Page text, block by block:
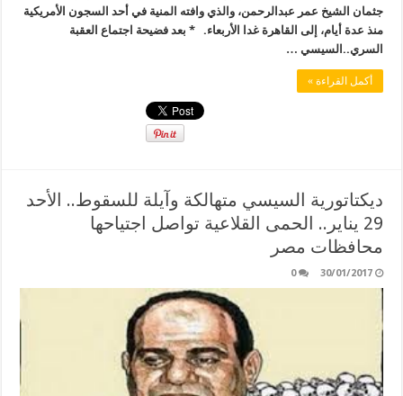
جثمان الشيخ عمر عبدالرحمن، والذي وافته المنية في أحد السجون الأمريكية
منذ عدة أيام، إلى القاهرة غدا الأربعاء. * بعد فضيحة اجتماع العقبة
السري..السيسي …
أكمل القراءة »
ديكتاتورية السيسي متهالكة وآيلة للسقوط.. الأحد
29 يناير.. الحمى القلاعية تواصل اجتياحها
محافظات مصر
30/01/2017
0